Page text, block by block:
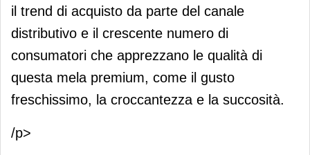
il trend di acquisto da parte del canale
distributivo e il crescente numero di
consumatori che apprezzano le qualità di
questa mela premium, come il gusto
freschissimo, la croccantezza e la succosità.
/p>